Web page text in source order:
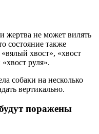
жертва не может вилять
состояние также
хвост», «хвост
руля».
собаки на несколько
вертикально.
поражены